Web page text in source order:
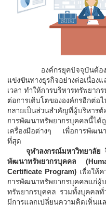
องค์กรยุคปัจจุบันต้อ
แข่งขันทางธุรกิจอย่างต่อเนื่อง
เวลา ทำให้การบริหารทรัพยาก
ต่อการเติบโตขององค์กรอีกต่
กลายเป็นส่วนสำคัญที่ผู้บริหาร
การพัฒนาทรัพยากรบุคคลนี้ไ
เครื่องมือต่างๆ เพื่อการพัฒน
ที่สุด
จุฬาลงกรณ์มหาวิทยาลัย
พัฒนาทรัพยากรบุคคล
Certificate Program)เพื่อให้ค
การพัฒนาทรัพยากรบุคคลแก่
ทรัพยากรบุคคล รวมทั้งบุคคลทั่
มีการแลกเปลี่ยนความคิดเห็น